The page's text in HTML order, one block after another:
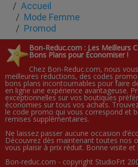
Accueil
Mode Femme
Promod
Bon-Reduc.com : Les Meilleurs
Bons Plans pour Économiser !
Chez Bon-Reduc.com, nous
meilleures réductions, des codes
bons plans incontournables pour faire
en ligne une expérience avantageuse.
exceptionnelles sur vos boutiques
économies sur tous vos achats.
le code promo qui vous correspond et
remises supplémentaires.
Ne laissez passer aucune occasion
Découvrez dès maintenant toutes nos
vous plaisir à prix réduit. Bonne visite et
Bon-reduc.com - copyright StudioFrt